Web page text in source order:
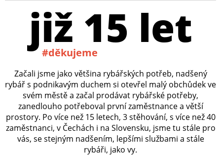
již 15 let
#děkujeme
Začali jsme jako většina rybářských potřeb, nadšený
rybář s podnikavým duchem si otevřel malý obchůdek ve
svém městě a začal prodávat rybářské potřeby,
zanedlouho potřeboval první zaměstnance a větší
prostory. Po více než 15 letech, 3 stěhování, s více než 40
zaměstnanci, v Čechách i na Slovensku, jsme tu stále pro
vás, se stejným nadšením, lepšími službami a stále
rybáři, jako vy.